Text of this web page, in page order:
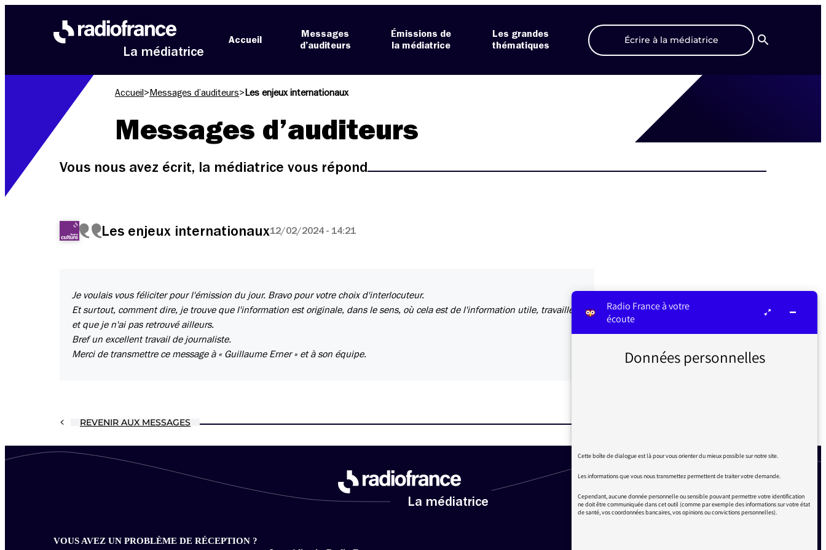
La médiatrice
Accueil
Messages
d’auditeurs
Émissions de
la médiatrice
Les grandes
thématiques
Écrire à la médiatrice
Recherche
Accueil > Messages d’auditeurs> Les enjeux internationaux
Messages d’auditeurs
Vous nous avez écrit, la médiatrice vous répond
Les enjeux internationaux12/02/2024 - 14:21
Je voulais vous féliciter pour l'émission du jour. Bravo pour votre choix d'interlocuteur.
Et surtout, comment dire, je trouve que l'information est originale, dans le sens, où cela est de l'information utile, travaillée,
et que je n'ai pas retrouvé ailleurs.
Bref un excellent travail de journaliste.
Merci de transmettre ce message à « Guillaume Erner » et à son équipe.
REVENIR AUX MESSAGES
La médiatrice
VOUS AVEZ UN PROBLÈME DE RÉCEPTION ?
Radio France à votre
écoute
Données personnelles
Cette boîte de dialogue est là pour vous orienter du mieux possible sur notre site.
Les informations que vous nous transmettez permettent de traiter votre demande.
Cependant, aucune donnée personnelle ou sensible pouvant permettre votre identification
ne doit être communiquée dans cet outil (comme par exemple des informations sur votre état
de santé, vos coordonnées bancaires, vos opinions ou convictions personnelles).